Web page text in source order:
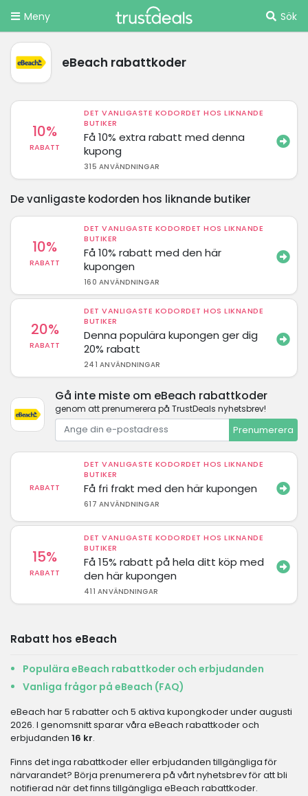
Meny Sök
eBeach rabattkoder
10%
RABATT
DET VANLIGASTE KODORDET HOS LIKNANDE
BUTIKER
Få 10% extra rabatt med denna
kupong
315 ANVÄNDNINGAR
De vanligaste kodorden hos liknande butiker
10%
RABATT
DET VANLIGASTE KODORDET HOS LIKNANDE
BUTIKER
Få 10% rabatt med den här
kupongen
160 ANVÄNDNINGAR
20%
RABATT
DET VANLIGASTE KODORDET HOS LIKNANDE
BUTIKER
Denna populära kupongen ger dig
20% rabatt
241 ANVÄNDNINGAR
Gå inte miste om eBeach rabattkoder
genom att prenumerera på TrustDeals nyhetsbrev!
Prenumerera
RABATT
DET VANLIGASTE KODORDET HOS LIKNANDE
BUTIKER
Få fri frakt med den här kupongen
617 ANVÄNDNINGAR
15%
RABATT
DET VANLIGASTE KODORDET HOS LIKNANDE
BUTIKER
Få 15% rabatt på hela ditt köp med
den här kupongen
411 ANVÄNDNINGAR
Rabatt hos eBeach
Populära eBeach rabattkoder och erbjudanden
Vanliga frågor på eBeach (FAQ)
eBeach har 5 rabatter och 5 aktiva kupongkoder under augusti
2026. I genomsnitt sparar våra eBeach rabattkoder och
erbjudanden 16 kr.
Finns det inga rabattkoder eller erbjudanden tillgängliga för
närvarandet? Börja prenumerera på vårt nyhetsbrev för att bli
notifierad när det finns tillgängliga eBeach rabattkoder.